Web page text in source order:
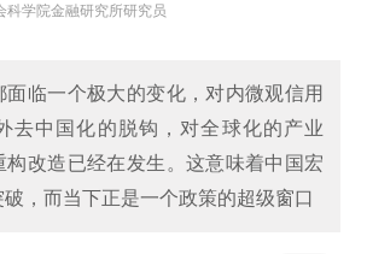
科学院金融研究所研究员
面临一个极大的变化，对内微观信用
去中国化的脱钩，对全球化的产业
构改造已经在发生。这意味着中国宏
，而当下正是一个政策的超级窗口